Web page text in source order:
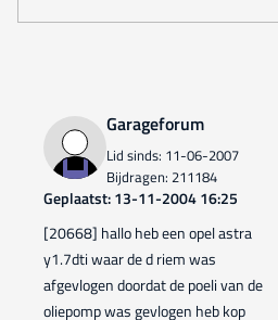
Garageforum
Lid sinds: 11-06-2007
Bijdragen: 211184
Geplaatst: 13-11-2004 16:25
[20668] hallo heb een opel astra
y1.7dti waar de d riem was
afgevlogen doordat de poeli van de
oliepomp was gevlogen heb kop